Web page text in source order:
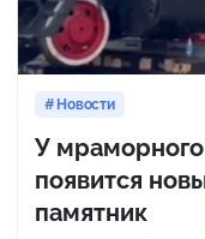
Новости
У
появится
памятник